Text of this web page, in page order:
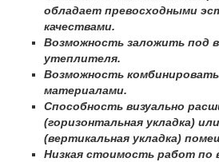
обладает превосходными
качествами.
Возможность заложить под
утеплителя.
Возможность
материалами.
Способность визуально
(горизонтальная укладка)
(вертикальная укладка)
Низкая стоимость работ по